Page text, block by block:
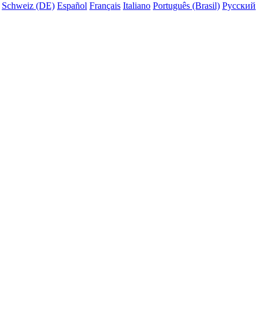
Schweiz (DE) Español Français Italiano Português (Brasil) Русский